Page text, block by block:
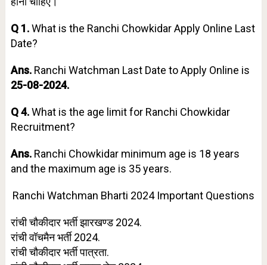
Q 1.What is the Ranchi Chowkidar Apply Online Last
Date?
Ans.Ranchi Watchman Last Date to Apply Online is
25-08-2024.
Q 4.What is the age limit for Ranchi Chowkidar
Recruitment?
Ans.Ranchi Chowkidar minimum age is 18 years
and the maximum age is 35 years.
Ranchi Watchman Bharti 2024 Important Questions
रांची चौकीदार भर्ती झारखण्ड 2024.
रांची वॉचमैन भर्ती 2024.
रांची चौकीदार भर्ती पात्रता.